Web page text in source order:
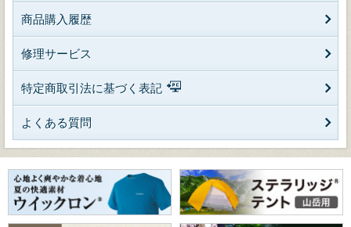
商品購入履歴
修理サービス
特定商取引法に基づく表記
よくある質問